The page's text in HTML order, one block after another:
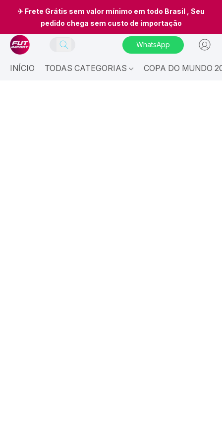
✈ Frete Grátis sem valor mínimo em todo Brasil , Seu
pedido chega sem custo de importação
WhatsApp
INÍCIO TODAS CATEGORIAS COPA DO MUNDO